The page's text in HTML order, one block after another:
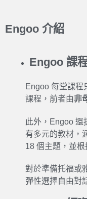
Engoo 介紹
Engoo 課
Engoo 每堂課程
課程，前者由非
此外 ，Engoo 還
有多元的教材，
18 個主題，並
對於準備托福或
彈性選擇自由對